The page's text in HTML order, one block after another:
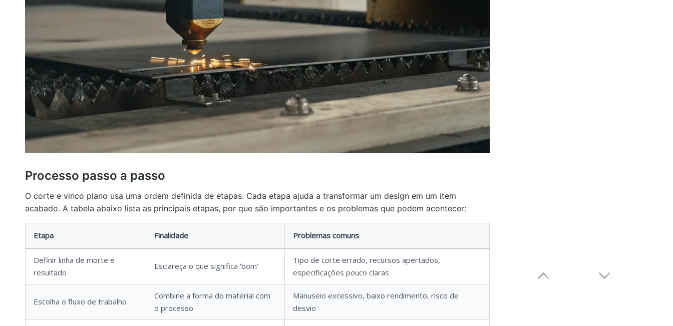
Processo passo a passo
O corte e vinco plano usa uma ordem definida de etapas. Cada etapa ajuda a transformar um design em um item
acabado. A tabela abaixo lista as principais etapas, por que são importantes e os problemas que podem acontecer:
Etapa Finalidade Problemas comuns
Definir linha de morte e
resultado
Esclareça o que significa 'bom'
Tipo de corte errado, recursos apertados,
especificações pouco claras
Escolha o fluxo de trabalho
Combine a forma do material com
o processo
Manuseio excessivo, baixo rendimento, risco de
desvio